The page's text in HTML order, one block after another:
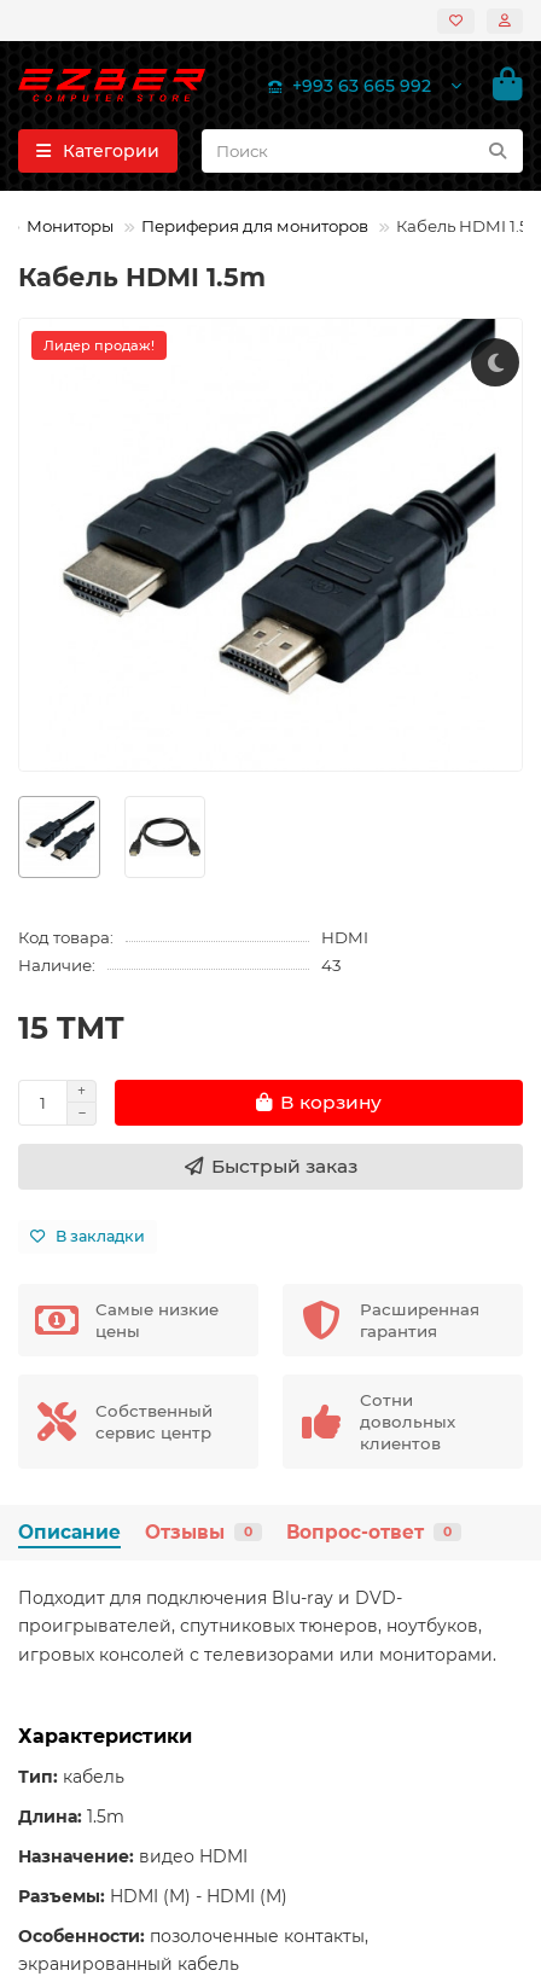
+993 63 665 992
Категории
Мониторы Периферия для мониторов Кабель HDMI
Кабель HDMI 1.5m
Лидер продаж!
Код товара:
HDMI
Наличие:
43
15 TMT
В корзину
Быстрый заказ
В закладки
Самые низкие
цены
Расширенная
гарантия
Собственный
сервис центр
Сотни
довольных
клиентов
Описание Отзывы 0 Вопрос-ответ 0
Подходит для подключения Blu-ray и DVD-
проигрывателей, спутниковых тюнеров, ноутбуков,
игровых консолей с телевизорами или мониторами.
Характеристики
Тип: кабель
Длина: 1.5m
Назначение: видео HDMI
Разъемы: HDMI (M) - HDMI (M)
Особенности: позолоченные контакты,
экранированный кабель